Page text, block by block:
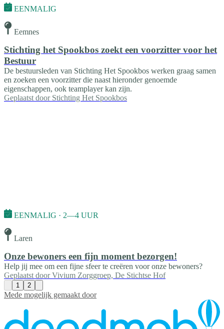
EENMALIG
Eemnes
Stichting het Spookbos zoekt een voorzitter voor het
Bestuur
De bestuursleden van Stichting Het Spookbos werken graag samen
en zoeken een voorzitter die naast hieronder genoemde
eigenschappen, ook teamplayer kan zijn.
Geplaatst door Stichting Het Spookbos
EENMALIG · 2—4 UUR
Laren
Onze bewoners een fijn moment bezorgen!
Help jij mee om een fijne sfeer te creëren voor onze bewoners?
Geplaatst door Vivium Zorggroep, De Stichtse Hof
1 2
Mede mogelijk gemaakt door